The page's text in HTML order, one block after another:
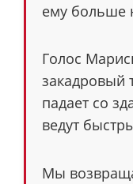
ему больше
Голос
закадровый
падает со
ведут
Мы